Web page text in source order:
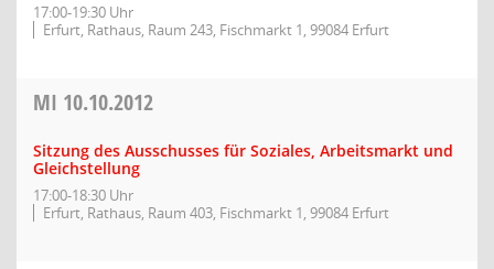
17:00-19:30 Uhr
Erfurt, Rathaus, Raum 243, Fischmarkt 1, 99084 Erfurt
MI 10.10.2012
Sitzung des Ausschusses für Soziales, Arbeitsmarkt und
Gleichstellung
17:00-18:30 Uhr
Erfurt, Rathaus, Raum 403, Fischmarkt 1, 99084 Erfurt